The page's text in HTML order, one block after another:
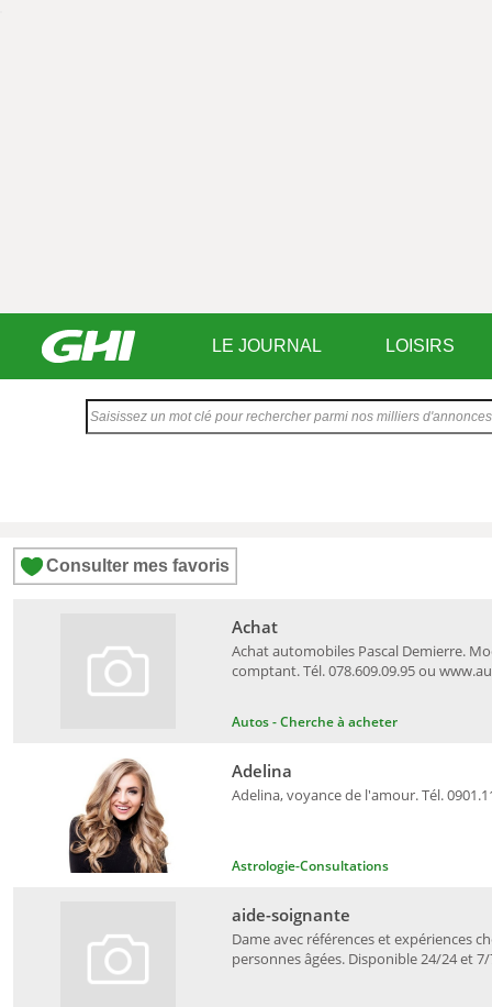
LE JOURNAL LOISIRS
Consulter mes favoris
Autos - Cherche à acheter
Achat automobiles Pascal Demierre.
comptant. Tél. 078.609.09.95 ou
Achat
Astrologie-Consultations
Adelina, voyance de l'amour. Tél.
Adelina
Dame avec références et expériences
personnes âgées. Disponible 24/24 et 7/
aide-soignante